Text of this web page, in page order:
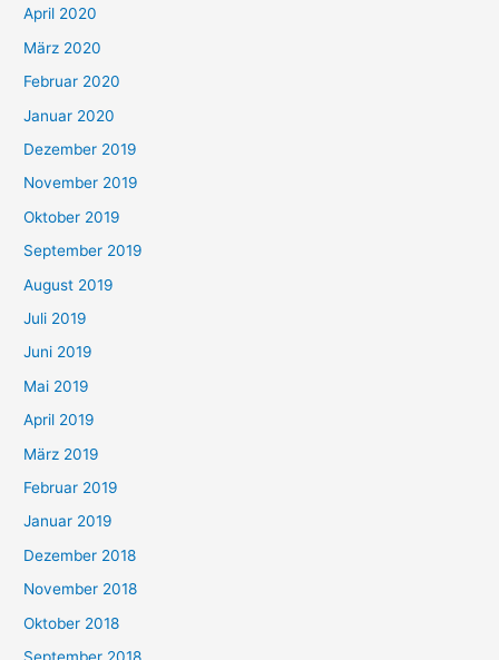
April 2020
März 2020
Februar 2020
Januar 2020
Dezember 2019
November 2019
Oktober 2019
September 2019
August 2019
Juli 2019
Juni 2019
Mai 2019
April 2019
März 2019
Februar 2019
Januar 2019
Dezember 2018
November 2018
Oktober 2018